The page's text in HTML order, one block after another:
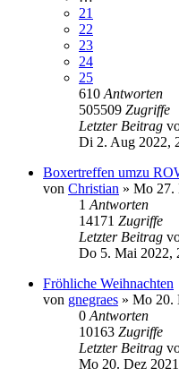
21
22
23
24
25
610 Antworten
505509 Zugriffe
Letzter Beitrag
Di 2. Aug 2022,
Boxertreffen umzu
von Christian » Mo 27.
1 Antworten
14171 Zugriffe
Letzter Beitrag
Do 5. Mai 2022,
Fröhliche Weihnachten
von gnegraes » Mo 20.
0 Antworten
10163 Zugriffe
Letzter Beitrag
Mo 20. Dez